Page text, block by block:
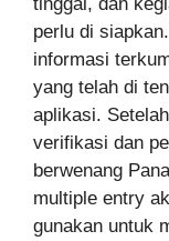
perlu di
informasi
yang telah di
aplikasi.
verifikasi dan
berwenang
multiple entry
gunakan untuk